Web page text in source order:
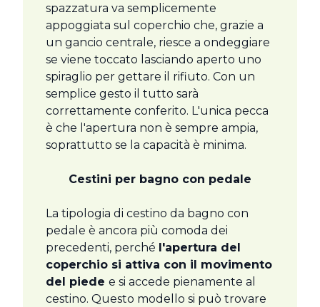
spazzatura va semplicemente
appoggiata sul coperchio che, grazie a
un gancio centrale, riesce a ondeggiare
se viene toccato lasciando aperto uno
spiraglio per gettare il rifiuto. Con un
semplice gesto il tutto sarà
correttamente conferito. L'unica pecca
è che l'apertura non è sempre ampia,
soprattutto se la capacità è minima.
Cestini per bagno con pedale
La tipologia di cestino da bagno con
pedale è ancora più comoda dei
precedenti, perché l'apertura del
coperchio si attiva con il movimento
del piede e si accede pienamente al
cestino. Questo modello si può trovare